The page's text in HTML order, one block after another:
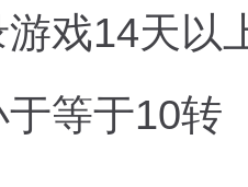
戏14天以
等于10转